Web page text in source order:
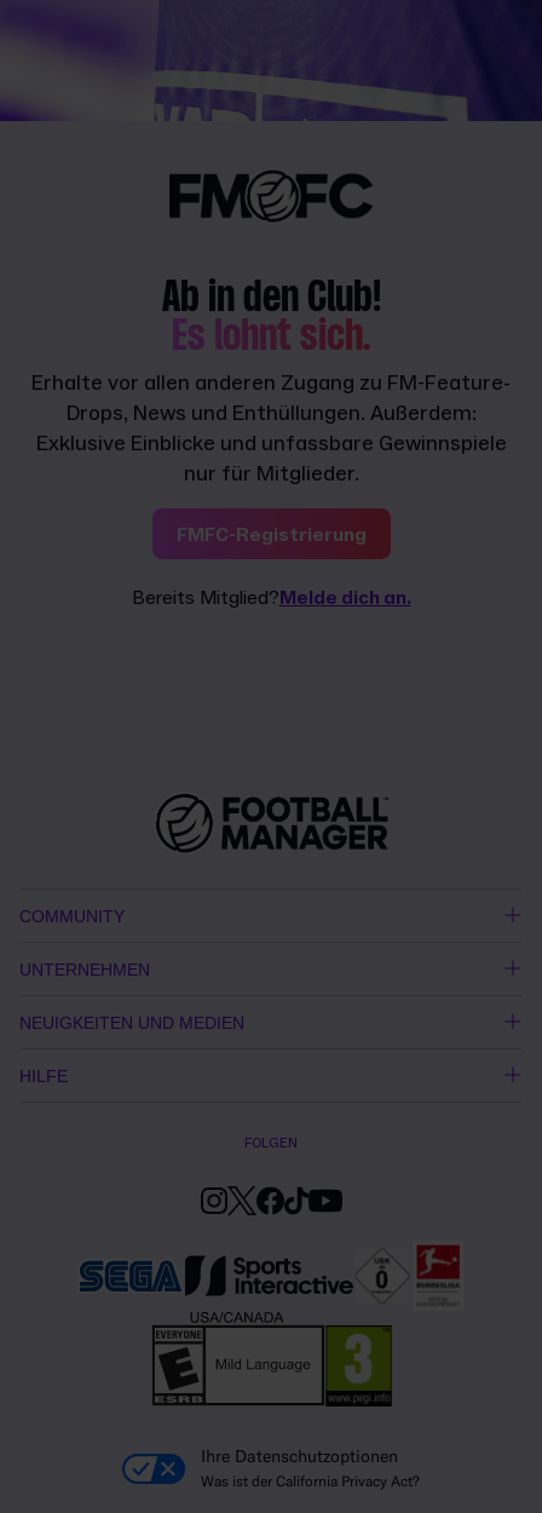
Ab in den Club!
Es lohnt sich.
Erhalte vor allen anderen Zugang zu FM-Feature-
Drops, News und Enthüllungen. Außerdem:
Exklusive Einblicke und unfassbare Gewinnspiele
nur für Mitglieder.
FMFC-Registrierung
Bereits Mitglied?Melde dich an.
COMMUNITY
UNTERNEHMEN
NEUIGKEITEN UND MEDIEN
HILFE
FOLGEN
Ihre Datenschutzoptionen
Was ist der California Privacy Act?